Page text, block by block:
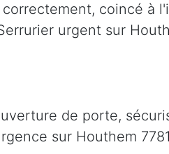
coincé à
urgent sur
de porte,
sur Houthem